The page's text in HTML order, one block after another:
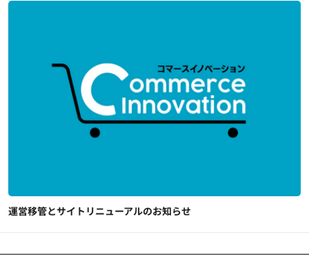
運営移管とサイトリニューアルのお知らせ